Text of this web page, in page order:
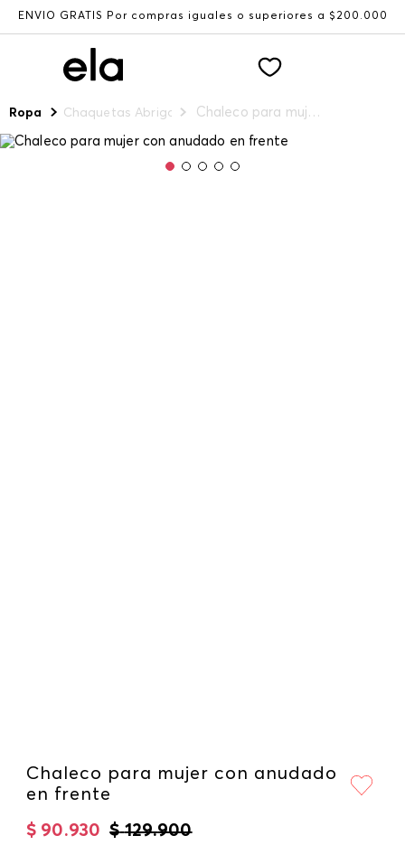
ENVÍO GRATIS Por compras iguales o superiores a $200.000
Ropa Chaquetas Abrigos y Chalecos Chaleco para mujer con anudado en frente
Chaleco para mujer con anudado
en frente
$ 129.900
$ 90.930